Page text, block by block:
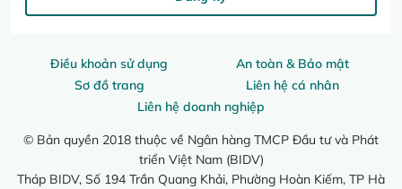
Điều khoản sử dụng
An toàn & Bảo mật
Sơ đồ trang
Liên hệ cá nhân
Liên hệ doanh nghiệp
© Bản quyền 2018 thuộc về Ngân hàng TMCP Đầu tư và Phát
triển Việt Nam (BIDV)
Tháp BIDV, Số 194 Trần Quang Khải, Phường Hoàn Kiếm, TP Hà